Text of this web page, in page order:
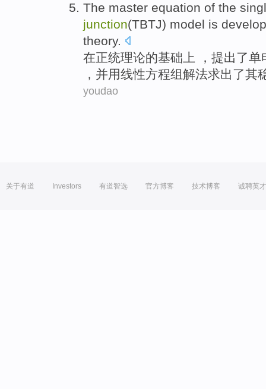
The master equation of the
junction(TBTJ) model is
theory.
在正统理论的基础 上 ，提出了单
，并用线性方程组解法求出了其
youdao
关于有道 Investors 有道智选 官方博客 技术博客 诚聘英才